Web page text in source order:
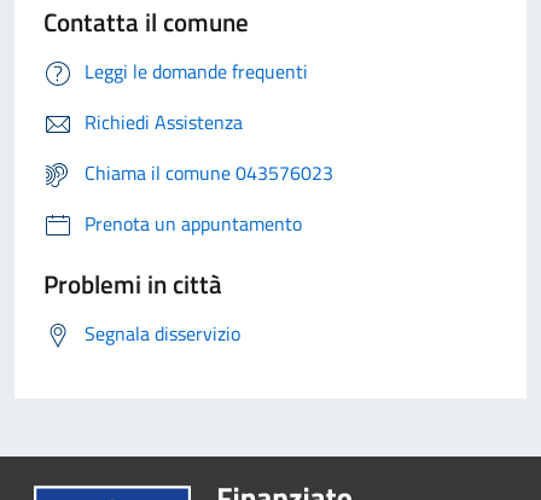
Contatta il comune
Leggi le domande frequenti
Richiedi Assistenza
Chiama il comune 043576023
Prenota un appuntamento
Problemi in città
Segnala disservizio